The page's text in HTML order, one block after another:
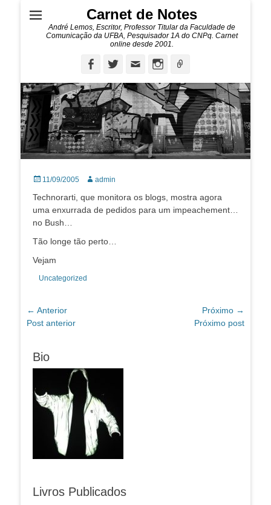
Carnet de Notes
André Lemos, Escritor, Professor Titular da Faculdade de
Comunicação da UFBA, Pesquisador 1A do CNPq. Carnet
online desde 2001.
FacebookTwitterEmail Instagram
Posted
11/09/2005 Autor:admin
Technorarti, que monitora os blogs, mostra agora
uma enxurrada de pedidos para um impeachement…
no Bush…
Tão longe tão perto…
Vejam
Categorias:
Uncategorized
Navegação
de
← Anterior
Post
Post anterior
Próximo →
Próximo post
Bio
Livros Publicados